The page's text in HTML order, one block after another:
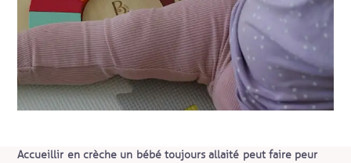
Accueillir en crèche un bébé toujours allaité peut faire peur